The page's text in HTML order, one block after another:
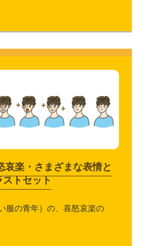
哀楽・さまざまな表情と
トセット
服の青年）の、喜怒哀楽の